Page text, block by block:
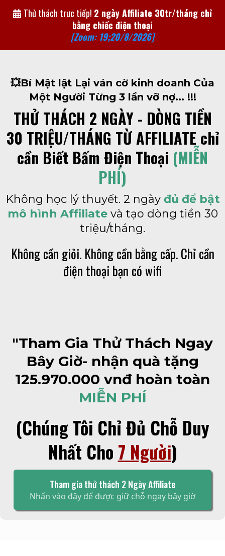
Thử thách trưc tiếp! 2 ngày Affiliate 30tr/tháng chỉ
bằng chiếc điện thoại
[Zoom: 19;20/8/2026]
💥Bí Mật lật Lại ván cờ kinh doanh Của
Một Người Từng 3 lần vỡ nợ... !!!
THỬ THÁCH 2 NGÀY - DÒNG TIỀN
30 TRIỆU/THÁNG TỪ AFFILIATE chỉ
cần Biết Bấm Điện Thoại (MIỄN
PHÍ)
Không học lý thuyết. 2 ngày đủ để bật
mô hình Affiliatevà tạo dòng tiền 30
triệu/tháng.
Không cần giỏi. Không cần bằng cấp. Chỉ cần
điện thoại bạn có wifi
"Tham Gia Thử Thách Ngay
Bây Giờ- nhận quà tặng
125.970.000 vnđ hoàn toàn
MIỄN PHÍ
(Chúng Tôi Chỉ Đủ Chỗ Duy
Nhất Cho 7 Người)
Tham gia thử thách 2 Ngày Affiliate
Nhấn vào đây để được giữ chỗ ngay bây giờ